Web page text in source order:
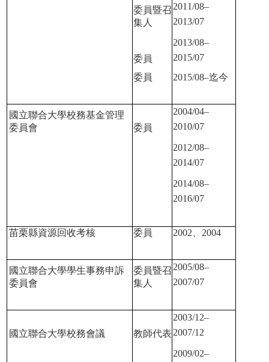
委員暨召
集人
2011/08–
2013/07
委員
2013/08–
2015/07
委員
2015/08–迄今
國立聯合大學校務基金管理
委員會
委員
2004/04–
2010/07
2012/08–
2014/07
2014/08–
2016/07
苗栗縣資源回收考核 委員 2002 2004
國立聯合大學學生事務申訴
委員會
委員暨召
集人
2005/08–
2007/07
國立聯合大學校務會議 教師代表
2003/12–
2007/12
2009/02–